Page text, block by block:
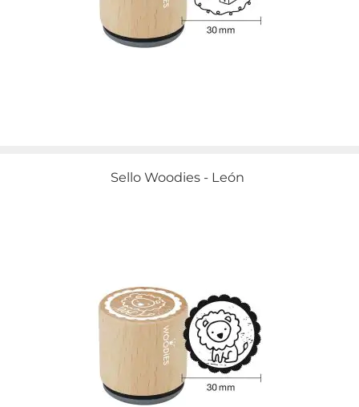
Sello Woodies - León